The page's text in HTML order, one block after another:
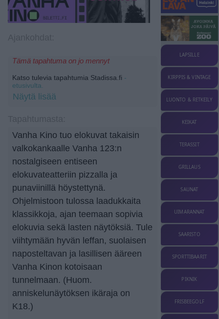
Tämä tapahtuma on jo mennyt
Katso tulevia tapahtumia Stadissa.fi -
etusivulta.
Näytä lisää
Vanha Kino tuo elokuvat takaisin
valkokankaalle Vanha 123:n
nostalgiseen entiseen
elokuvateatteriin pizzalla ja
punaviinillä höystettynä.
Ohjelmistoon tulossa laadukkaita
klassikkoja, ajan teemaan sopivia
elokuvia sekä lasten näytöksiä. Tule
viihtymään hyvän leffan, suolaisen
naposteltavan ja lasillisen ääreen
Vanha Kinon kotoisaan
tunnelmaan. (Huom.
anniskelunäytöksen ikäraja on
K18.)
LAPSILLE
KIRPPIS & VINTAGE
LUONTO & RETKEILY
KEIKAT
TERASSIT
GRILLAUS
SAUNAT
UIMARANNAT
SAARISTO
SPORTTIBAARIT
PIKNIK
FRISBEEGOLF